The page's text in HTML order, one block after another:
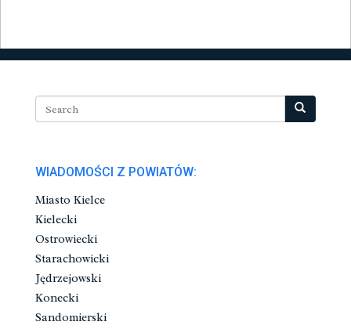
WIADOMOŚCI Z POWIATÓW:
Miasto Kielce
Kielecki
Ostrowiecki
Starachowicki
Jędrzejowski
Konecki
Sandomierski